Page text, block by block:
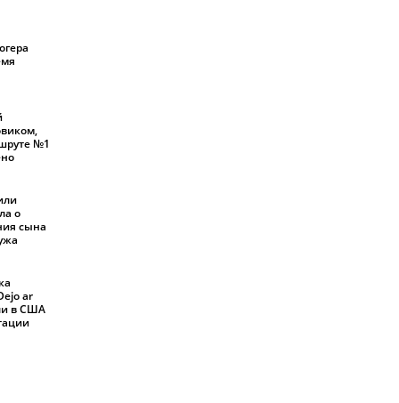
№1
о
сына
ar
в США